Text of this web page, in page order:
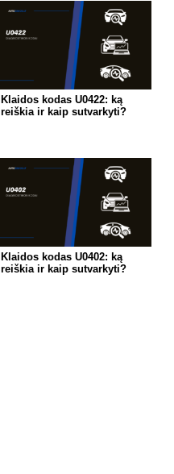
Klaidos kodas U0422: ką
reiškia ir kaip sutvarkyti?
Klaidos kodas U0402: ką
reiškia ir kaip sutvarkyti?